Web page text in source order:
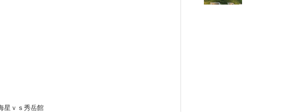
星ｖｓ秀岳館